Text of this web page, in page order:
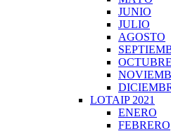
JUNIO
JULIO
AGOSTO
OCTUBRE
LOTAIP 2021
ENERO
FEBRERO